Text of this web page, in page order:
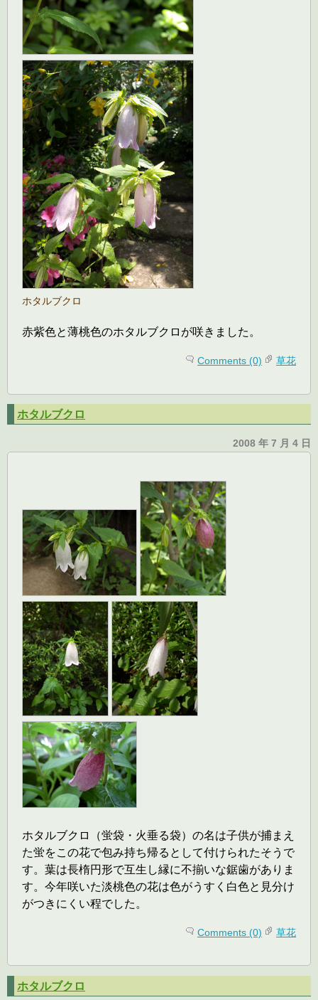
ホタルブクロ
赤紫色と薄桃色のホタルブクロが咲きました。
Comments (0) 草花
ホタルブクロ
2008 年 7 月 4 日
ホタルブクロ（蛍袋・火垂る袋）の名は子供が捕まえ
た蛍をこの花で包み持ち帰るとして付けられたそうで
す。葉は長楕円形で互生し縁に不揃いな鋸歯がありま
す。今年咲いた淡桃色の花は色がうすく白色と見分け
がつきにくい程でした。
Comments (0) 草花
ホタルブクロ